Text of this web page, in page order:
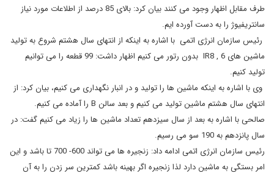
طرف مقابل اظهار وجود می کنند بیان کرد: بالای 85 درصد از اطلاعات مورد نیاز
سانتریفیوژ را به دست آورده ایم.
رئیس سازمان انرژی اتمی با اشاره به اینکه از انتهای سال هشتم شروع به تولید
ماشین های IR8 , 6 بدون رتور می کنیم اظهار داشت: 99 قطعه را می توانیم
تولید کنیم.
وی با اشاره به اینکه ماشین ها را تولید و در انبار نگهداری می کنیم، بیان کرد: از
انتهای سال هشتم ماشین تولید می کنیم و بعد سالن B را آماده می کنیم.
صالحی با اشاره به بعد از سال سیزدهم تعداد ماشین ها را زیاد می کنیم گفت: در
سال پانزدهم به 190 سو می رسیم.
رئیس سازمان انرژی اتمی ادامه داد: زنجیره ها می تواند 600- 700 تا باشد و این
امر بستگی به ماشین دارد لذا زنجیره اگر بهینه باشد کمترین سر زدن را به آن